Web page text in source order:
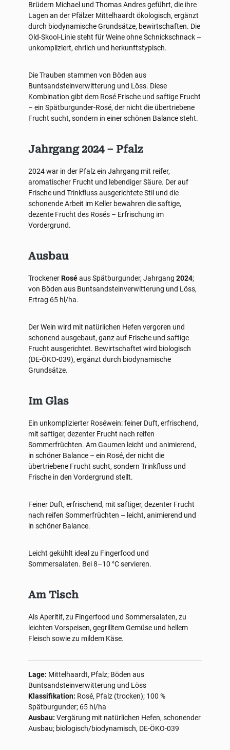
Brüdern Michael und Thomas Andres geführt, die ihre
Lagen an der Pfälzer Mittelhaardt ökologisch, ergänzt
durch biodynamische Grundsätze, bewirtschaften. Die
Old-Skool-Linie steht für Weine ohne Schnickschnack –
unkompliziert, ehrlich und herkunftstypisch.
Die Trauben stammen von Böden aus
Buntsandsteinverwitterung und Löss. Diese
Kombination gibt dem Rosé Frische und saftige Frucht
– ein Spätburgunder-Rosé, der nicht die übertriebene
Frucht sucht, sondern in einer schönen Balance steht.
Jahrgang 2024 – Pfalz
2024 war in der Pfalz ein Jahrgang mit reifer,
aromatischer Frucht und lebendiger Säure. Der auf
Frische und Trinkfluss ausgerichtete Stil und die
schonende Arbeit im Keller bewahren die saftige,
dezente Frucht des Rosés – Erfrischung im
Vordergrund.
Ausbau
TrockenerRoséaus Spätburgunder, Jahrgang 2024;
von Böden aus Buntsandsteinverwitterung und Löss,
Ertrag 65 hl/ha.
Der Wein wird mit natürlichen Hefen vergoren und
schonend ausgebaut, ganz auf Frische und saftige
Frucht ausgerichtet. Bewirtschaftet wird biologisch
(DE-ÖKO-039), ergänzt durch biodynamische
Grundsätze.
Im Glas
Ein unkomplizierter Roséwein: feiner Duft, erfrischend,
mit saftiger, dezenter Frucht nach reifen
Sommerfrüchten. Am Gaumen leicht und animierend,
in schöner Balance – ein Rosé, der nicht die
übertriebene Frucht sucht, sondern Trinkfluss und
Frische in den Vordergrund stellt.
Feiner Duft, erfrischend, mit saftiger, dezenter Frucht
nach reifen Sommerfrüchten – leicht, animierend und
in schöner Balance.
Leicht gekühlt ideal zu Fingerfood und
Sommersalaten. Bei 8–10 °C servieren.
Am Tisch
Als Aperitif, zu Fingerfood und Sommersalaten, zu
leichten Vorspeisen, gegrilltem Gemüse und hellem
Fleisch sowie zu mildem Käse.
Lage: Mittelhaardt, Pfalz; Böden aus
Buntsandsteinverwitterung und Löss
Klassifikation: Rosé, Pfalz (trocken); 100 %
Spätburgunder; 65 hl/ha
Ausbau: Vergärung mit natürlichen Hefen, schonender
Ausbau; biologisch/biodynamisch, DE-ÖKO-039